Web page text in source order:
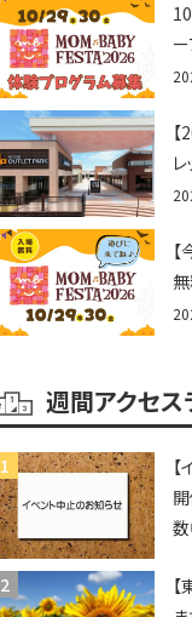
夏
週間アクセス
数